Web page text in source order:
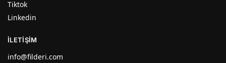
Tiktok
Linkedin
İLETIŞIM
info@filderi.com